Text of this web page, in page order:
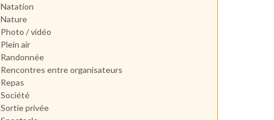
Natation
Nature
Photo / vidéo
Plein air
Randonnée
Rencontres entre organisateurs
Repas
Société
Sortie privée